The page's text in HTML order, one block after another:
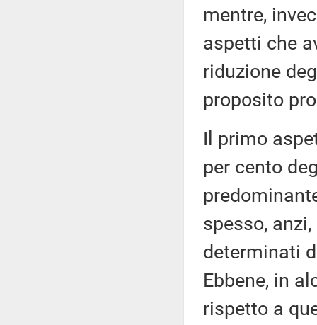
mentre,
aspetti che
riduzione
proposito
Il primo
per cento
spesso,
determinati
Ebbene, in
rispetto a